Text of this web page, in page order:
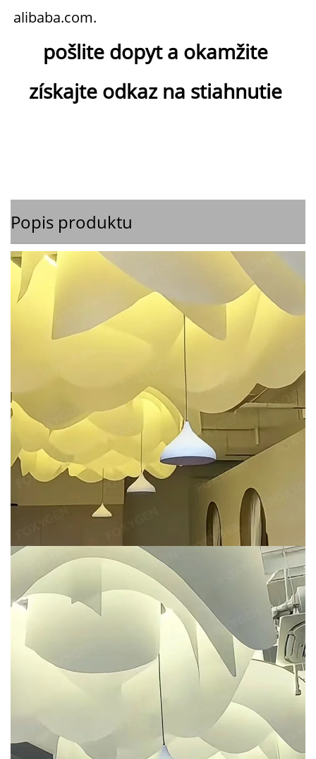
alibaba.com.
pošlite dopyt a okamžite
získajte odkaz na stiahnutie
Popis produktu